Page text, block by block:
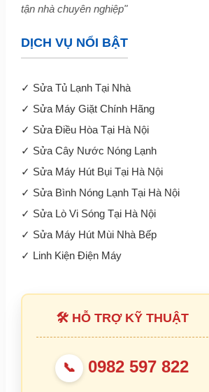
tận nhà chuyên nghiệp"
DỊCH VỤ NỔI BẬT
✓ Sửa Tủ Lạnh Tại Nhà
✓ Sửa Máy Giặt Chính Hãng
✓ Sửa Điều Hòa Tại Hà Nội
✓ Sửa Cây Nước Nóng Lạnh
✓ Sửa Máy Hút Bụi Tại Hà Nội
✓ Sửa Bình Nóng Lạnh Tại Hà Nội
✓ Sửa Lò Vi Sóng Tại Hà Nội
✓ Sửa Máy Hút Mùi Nhà Bếp
✓ Linh Kiện Điện Máy
🛠 HỖ TRỢ KỸ THUẬT
📞 0982 597 822